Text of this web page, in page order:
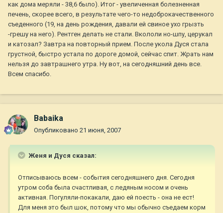
как дома меряли - 38,6 было). Итог - увеличенная болезненная
печень, скорее всего, в результате чего-то недоброкачественного
съеденного (19, на день рождения, давали ей свиное ухо грызть
-грешу на него). Рентген делать не стали. Вкололи но-шпу, церукал
и катозал? Завтра на повторный прием. После укола Дуся стала
грустной, быстро устала по дороге домой, сейчас спит. Жрать нам
нельзя до завтрашнего утра. Ну вот, на сегодняшний день все.
Всем спасибо.
Babaika
Опубликовано 21 июня, 2007
Женя и Дуся сказал:
Отписываюсь всем - события сегодняшнего дня. Сегодня
утром соба была счастливая, с ледяным носом и очень
активная. Погуляли-покакали, даю ей поесть - она не ест!
Для меня это был шок, потому что мы обычно съедаем корм